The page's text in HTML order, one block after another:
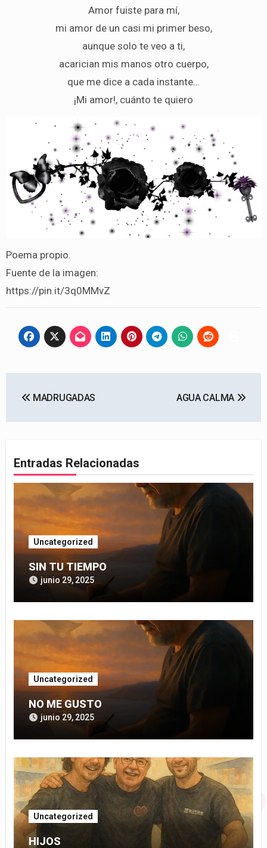
Amor fuiste para mí,
mi amor de un casi mi primer beso,
aunque solo te veo a ti,
acarician mis manos otro cuerpo,
que me dice a cada instante…
¡Mi amor!, cuánto te quiero
Poema propio.
Fuente de la imagen:
https://pin.it/3q0MMvZ
MADRUGADAS AGUA CALMA
Entradas Relacionadas
Uncategorized
SIN TU TIEMPO
junio 29, 2025
Uncategorized
NO ME GUSTO
junio 29, 2025
Uncategorized
HIJOS